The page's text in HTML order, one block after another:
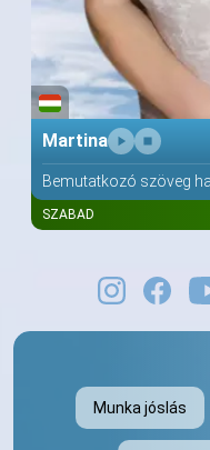
Martina
Bemutatkozó szöveg
SZABAD
Munka jóslás